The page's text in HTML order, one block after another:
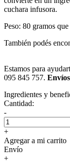
cuchara infusora.
Peso: 80 gramos
También podés
Estamos para
095 845 757.
Ingredientes y
Cantidad:
-
+
Agregar a mi carrito
Envío
+